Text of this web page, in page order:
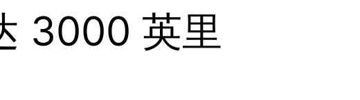
3000 英里